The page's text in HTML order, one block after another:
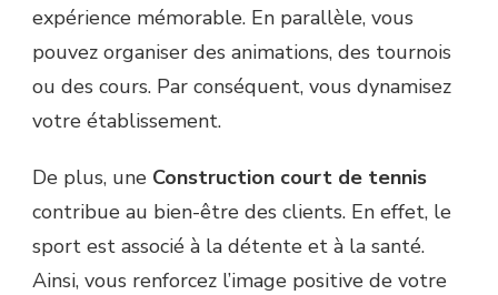
expérience mémorable. En parallèle, vous
pouvez organiser des animations, des tournois
ou des cours. Par conséquent, vous dynamisez
votre établissement.
De plus, une Construction court de tennis
contribue au bien-être des clients. En effet, le
sport est associé à la détente et à la santé.
Ainsi, vous renforcez l’image positive de votre